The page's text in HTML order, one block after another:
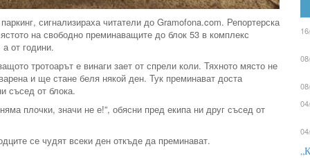
сигнализираха читатели до Gramofona.com. Репортерска
на свободно преминаващите до блок 53 в комплекс
а от години.
тротоарът е винаги зает от спрели коли. Тяхното място не
и ще стане беля някой ден. Тук преминават доста
съсед от блока.
плочки, значи не е!”, обясни пред екипа ни друг съсед от
се чудят всеки ден откъде да преминават.